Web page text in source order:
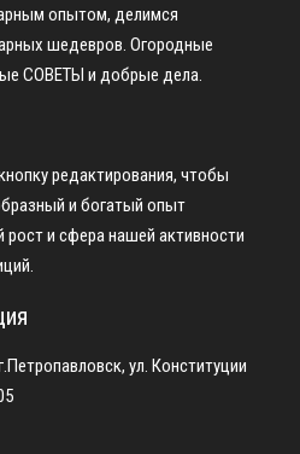
опытом, делимся
шедевров. Огородные
СОВЕТЫ и добрые дела.
редактирования, чтобы
и богатый опыт
и сфера нашей активности
ул. Конституции